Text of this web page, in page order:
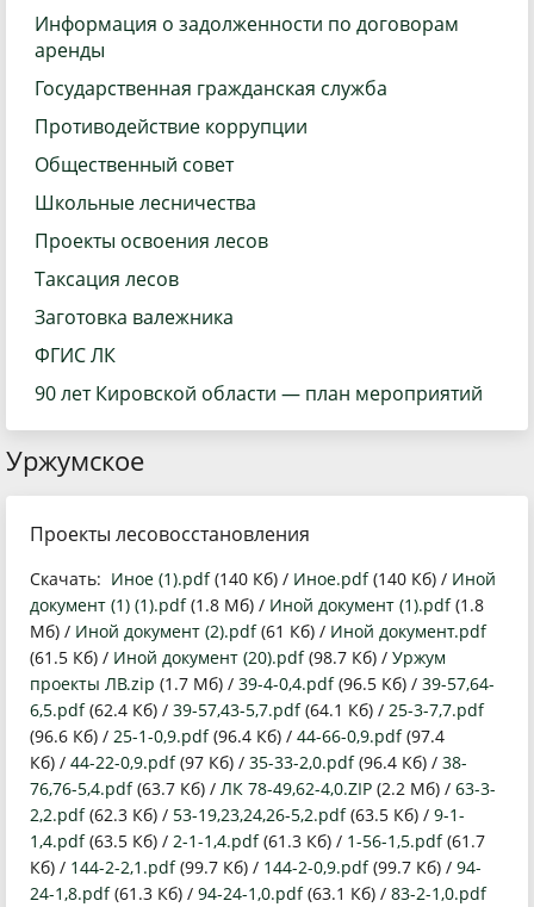
Информация о задолженности по договорам
аренды
Государственная гражданская служба
Противодействие коррупции
Общественный совет
Школьные лесничества
Проекты освоения лесов
Таксация лесов
Заготовка валежника
ФГИС ЛК
90 лет Кировской области — план мероприятий
Уржумское
Проекты лесовосстановления
Скачать: Иное (1).pdf(140 Кб) / Иное.pdf(140 Кб) / Иной
документ (1) (1).pdf(1.8 Мб) / Иной документ (1).pdf(1.8
Мб) / Иной документ (2).pdf(61 Кб) / Иной документ.pdf
(61.5 Кб) / Иной документ (20).pdf(98.7 Кб) / Уржум
проекты ЛВ.zip (1.7 Мб) / 39-4-0,4.pdf(96.5 Кб) / 39-57,64-
6,5.pdf(62.4 Кб) / 39-57,43-5,7.pdf(64.1 Кб) / 25-3-7,7.pdf
(96.6 Кб) / 25-1-0,9.pdf(96.4 Кб) / 44-66-0,9.pdf(97.4
Кб) / 44-22-0,9.pdf(97 Кб) / 35-33-2,0.pdf(96.4 Кб) / 38-
76,76-5,4.pdf(63.7 Кб) / ЛК 78-49,62-4,0.ZIP (2.2 Мб) / 63-3-
2,2.pdf(62.3 Кб) / 53-19,23,24,26-5,2.pdf(63.5 Кб) / 9-1-
1,4.pdf(63.5 Кб) / 2-1-1,4.pdf(61.3 Кб) / 1-56-1,5.pdf(61.7
Кб) / 144-2-2,1.pdf(99.7 Кб) / 144-2-0,9.pdf(99.7 Кб) / 94-
24-1,8.pdf(61.3 Кб) / 94-24-1,0.pdf(63.1 Кб) / 83-2-1,0.pdf